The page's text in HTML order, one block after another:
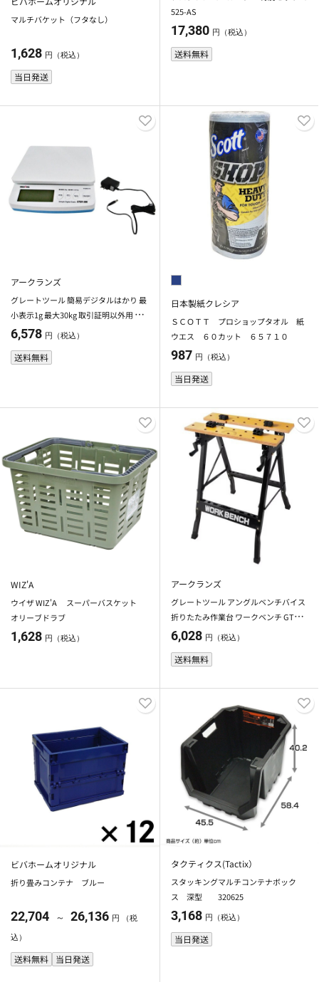
マルチバケット（フタなし）
1,628 円（税込）
当日発送
525-AS
17,380 円（税込）
送料無料
アークランズ
グレートツール 簡易デジタルはかり 最
小表示1g 最大30kg 取引証明以外用 GT
DS-30K
6,578 円（税込）
送料無料
日本製紙クレシア
ＳＣＯＴＴ プロショップタオル 紙
ウエス ６０カット ６５７１０
987 円（税込）
当日発送
WIZ'A
ウイザ WIZ'A スーパーバスケット
オリーブドラブ
1,628 円（税込）
アークランズ
グレートツール アングルベンチバイス
折りたたみ作業台 ワークベンチ GTWB
-500
6,028 円（税込）
送料無料
ビバホームオリジナル
折り畳みコンテナ ブルー
22,704 ～ 26,136 円 （税
込）
送料無料 当日発送
タクティクス(Tactix）
スタッキングマルチコンテナボック
ス 深型 320625
3,168 円（税込）
当日発送